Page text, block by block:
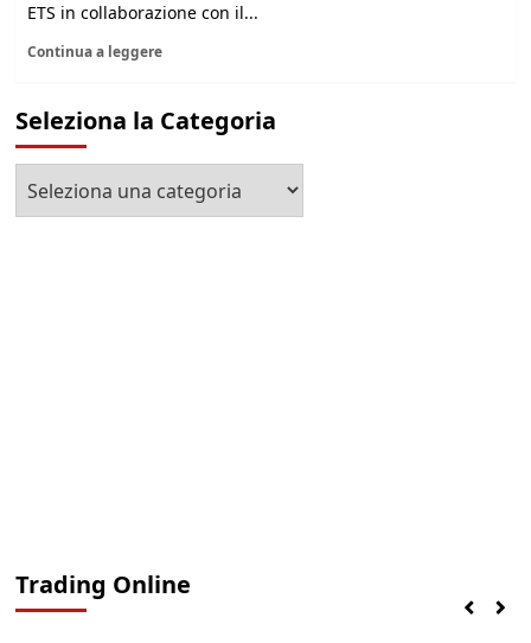
ETS in collaborazione con il...
Continua a leggere
Seleziona la Categoria
la
Trading Online